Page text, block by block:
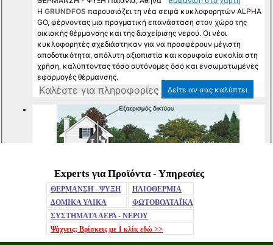
MuteExperts για Προϊόντα - Υπηρεσίες
ΘΕΡΜΑΝΣΗ - ΨΥΞΗ
ΗΛΙΟΘΕΡΜΙΑ
ΔΟΜΙΚΑ ΥΛΙΚΑ
ΦΩΤΟΒΟΛΤΑΪΚΑ
ΣΥΣΤΗΜΑΤΑ ΑΕΡΑ - ΝΕΡΟΥ
Ψάχνεις; Βρίσκεις με 1 κλίκ εδώ >>